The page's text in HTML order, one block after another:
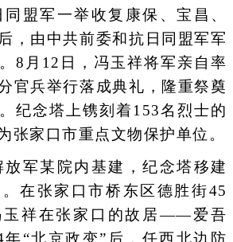
盟军一举收复康保、宝昌、
，由中共前委和抗日同盟军军
8月12日，冯玉祥将军亲自率
官兵举行落成典礼，隆重祭奠
纪念塔上镌刻着153名烈士的
张家口市重点文物保护单位。
某院内基建，纪念塔移建
在张家口市桥东区德胜街45
玉祥在张家口的故居——爱吾
年“北京政变”后，任西北边防